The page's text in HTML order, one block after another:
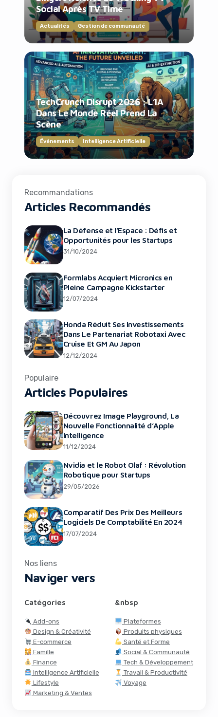
Social Après TV Time
Actualités Gestion de communauté
TechCrunch Disrupt 2026 : L’IA
Dans Le Monde Réel Prend La
Scène
Événements Intelligence Artificielle
Recommandations
Articles Recommandés
La Défense et l’Espace : Défis et
Opportunités pour les Startups
31/10/2024
Formlabs Acquiert Micronics en
Pleine Campagne Kickstarter
12/07/2024
Honda Réduit Ses Investissements
Dans Le Partenariat Robotaxi Avec
Cruise Et GM Au Japon
12/12/2024
Populaire
Articles Populaires
Découvrez Image Playground, La
Nouvelle Fonctionnalité d’Apple
Intelligence
11/12/2024
Nvidia et le Robot Olaf : Révolution
Robotique pour Startups
29/05/2026
Comparatif Des Prix Des Meilleurs
Logiciels De Comptabilité En 2024
17/07/2024
Nos liens
Naviger vers
Catégories
Add-ons
Design & Créativité
E-commerce
Famille
Finance
Intelligence Artificielle
Lifestyle
Marketing & Ventes
&nbsp
Plateformes
Produits physiques
Santé et Forme
Social & Communauté
Tech & Développement
Travail & Productivité
Voyage